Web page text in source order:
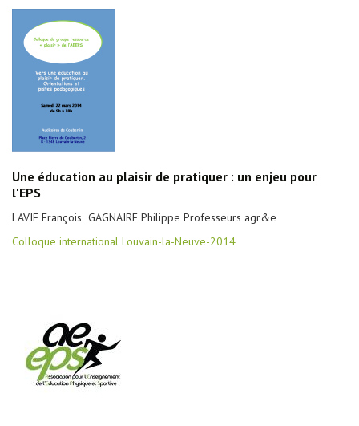
Une éducation au plaisir de pratiquer : un enjeu pour
l'EPS
LAVIE François GAGNAIRE Philippe Professeurs agr&e
Colloque international Louvain-la-Neuve-2014